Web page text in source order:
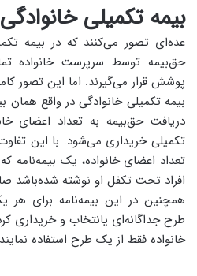
بیمه تکمیلی
عده‌ای تصور می‌کنند که در بیمه
حق‌بیمه توسط سرپرست خانواده
پوشش قرار می‌گیرند. اما این تصور
بیمه تکمیلی خانوادگی در واقع همان
دریافت حق‌بیمه به تعداد اعضای
تکمیلی خریداری می‌شود. با این
تعداد اعضای خانواده، یک بیمه‌نامه
افراد تحت تکفل او نوشته شده‌باشد
همچنین در این بیمه‌نامه برای هر
طرح جداگانه‌ای یانتخاب و خریداری
خانواده فقط از یک طرح استفاده